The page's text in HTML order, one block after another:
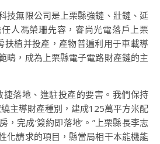
技無限公司是上栗縣強鏈、壯鏈、延
人馮榮珊先容，睿尚光電落戶上栗
扶植并投產，產物普遍利用于車載導
疇，成為上栗縣電子電路財產鏈的主
捷落地、進駐投產的要害。我們保持
繞主導財產種別，建成125萬平方米配
，完成‘簽約即落地’。”上栗縣長李志
化請求的項目，縣當局相干本能機能